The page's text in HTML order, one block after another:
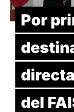
Por
del